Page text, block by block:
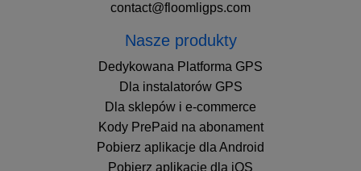
contact@floomligps.com
Nasze produkty
Dedykowana Platforma GPS
Dla instalatorów GPS
Dla sklepów i e-commerce
Kody PrePaid na abonament
Pobierz aplikacje dla Android
Pobierz aplikacje dla iOS